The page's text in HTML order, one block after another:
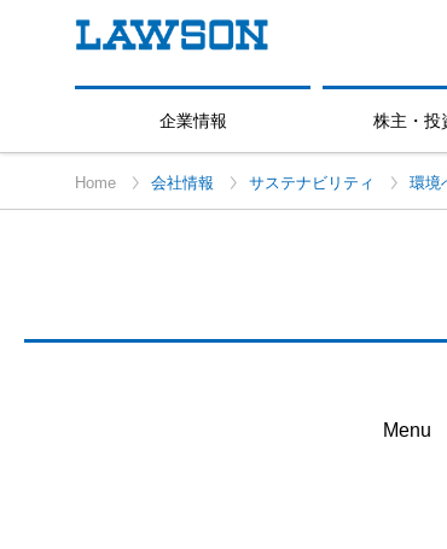
企業情報 株主・投
Home 会社情報 サステナビリティ 環境
Menu